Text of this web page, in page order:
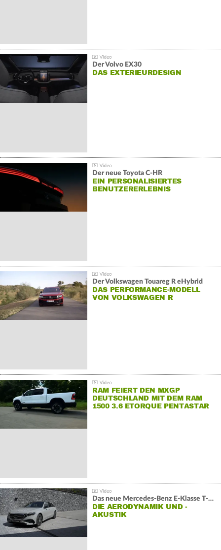
Der Volvo EX30
DAS EXTERIEURDESIGN
Der neue Toyota C-HR
EIN PERSONALISIERTES
BENUTZERERLEBNIS
Der Volkswagen Touareg R eHybrid
DAS PERFORMANCE-MODELL
VON VOLKSWAGEN R
RAM FEIERT DEN MXGP
DEUTSCHLAND MIT DEM RAM
1500 3.6 ETORQUE PENTASTAR
Das neue Mercedes-Benz E-Klasse T-Modell
DIE AERODYNAMIK UND -
AKUSTIK